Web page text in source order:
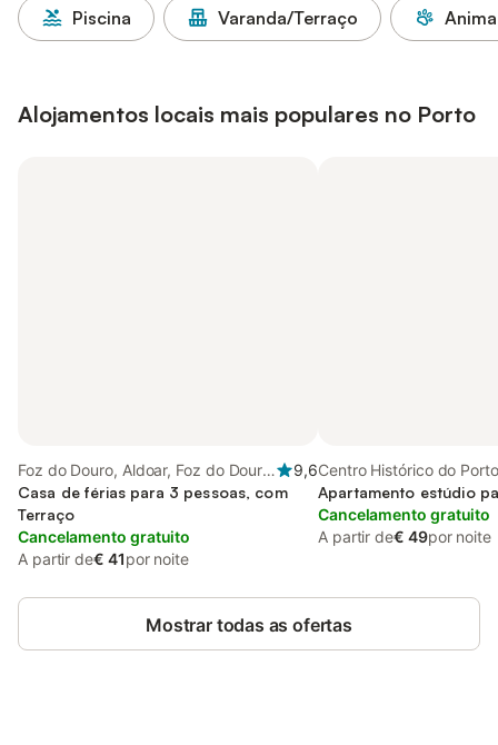
Piscina Varanda/Terraço
Alojamentos locais mais populares no Porto
Foz do Douro, Aldoar, Foz do Douro
e Nevogilde
9,6
Casa de férias para 3 pessoas, com
Terraço
Cancelamento gratuito
A partir de€ 41por noite
Centro Histórico do
Apartamento estúdio
Cancelamento gratuito
A partir de€ 49por noite
Mostrar todas as ofertas